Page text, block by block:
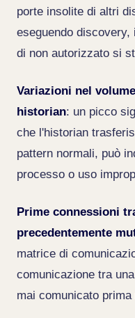
porte insolite di altri
eseguendo
di non autorizzato si
Variazioni nel
historian: un picco
che l'historian
pattern normali, può
processo o uso
Prime connessioni
precedentemente
matrice di
comunicazione tra
mai comunicato